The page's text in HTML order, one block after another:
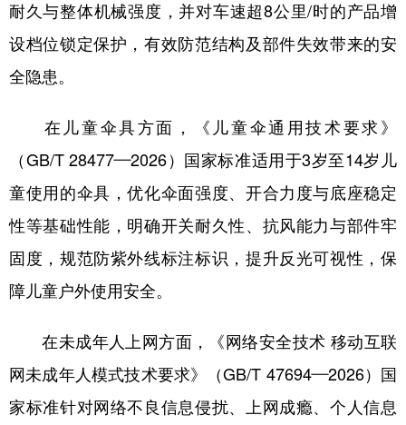
山东 河南 湖北 湖南
陕西 甘肃 青海 宁夏
English Español
耐久与整体机械强度，并对车速超8公里/时的产品增
设档位锁定保护，有效防范结构及部件失效带来的安
全隐患。
在儿童伞具方面，《儿童伞通用技术要求》
（GB/T 28477—2026）国家标准适用于3岁至14岁儿
童使用的伞具，优化伞面强度、开合力度与底座稳定
性等基础性能，明确开关耐久性、抗风能力与部件牢
固度，规范防紫外线标注标识，提升反光可视性，保
障儿童户外使用安全。
在未成年人上网方面，《网络安全技术 移动互联
网未成年人模式技术要求》（GB/T 47694—2026）国
家标准针对网络不良信息侵扰、上网成瘾、个人信息